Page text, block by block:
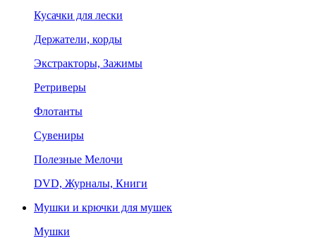
Кусачки для лески
Держатели, корды
Экстракторы, Зажимы
Ретриверы
Флотанты
Сувениры
Полезные Мелочи
DVD, Журналы, Книги
Мушки и крючки для мушек
Мушки